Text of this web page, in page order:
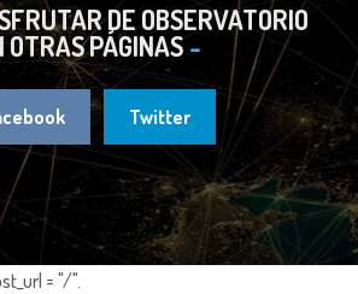
DE OBSERVATORIO
OTRAS PÁGINAS
Twitter
= "/".